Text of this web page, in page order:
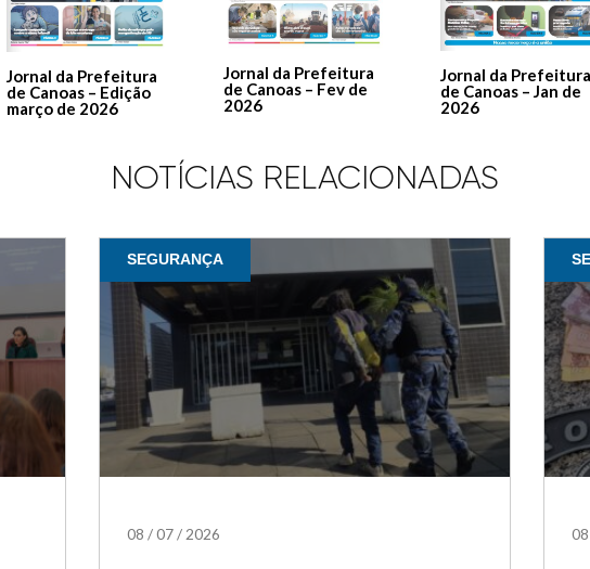
Jornal da Prefeitura
de Canoas – Edição
março de 2026
Jornal da Prefeitura
de Canoas – Fev de
2026
Jornal da Prefeitura
de Canoas – Jan de
2026
NOTÍCIAS RELACIONADAS
SEGURANÇA
08 /07/ 2026 08